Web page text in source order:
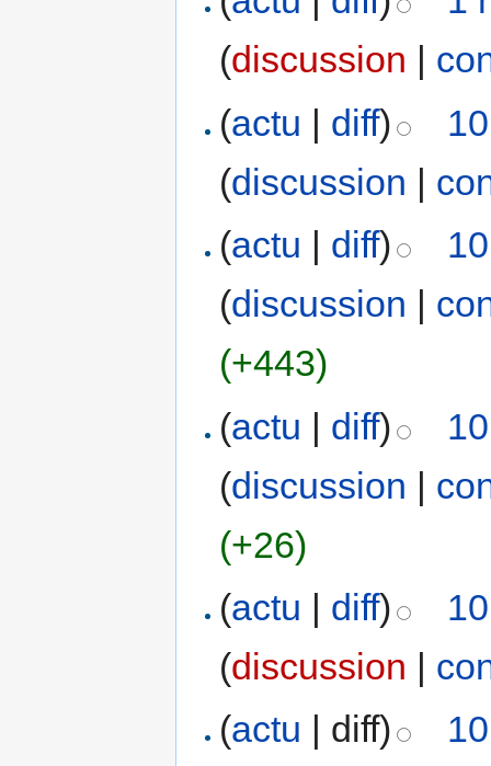
(discussion
(actu | diff)
(discussion |
(actu | diff)
(discussion |
(+443)
(actu | diff)
(discussion |
(+26)
(actu | diff)
(discussion |
(actu | diff)